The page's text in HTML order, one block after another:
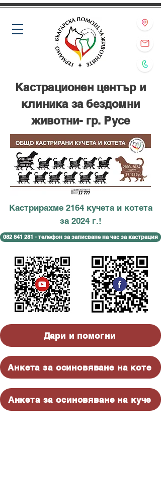
Кастрирахме 2164 кучета и котета
за 2024 г.!
082 841 281 - телефон за записване на час за кастрация
Кастрационен център и
клиника за бездомни
животни- гр. Русе
Дари и помогни
Анкета за осиновяване на коте
Анкета за осиновяване на куче